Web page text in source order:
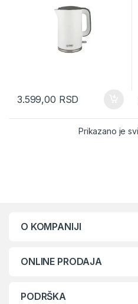
3.599,00 RSD
Prikazano je
O KOMPANIJI
ONLINE PRODAJA
PODRŠKA